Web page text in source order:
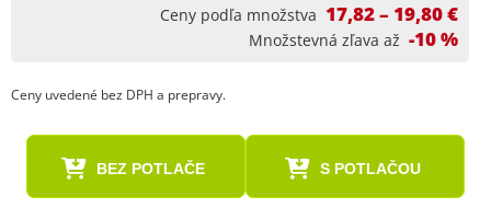
Ceny podľa množstva 17,82 – 19,80 €
Množstevná zľava až -10 %
Ceny uvedené bez DPH a prepravy.
BEZ POTLAČE S POTLAČOU